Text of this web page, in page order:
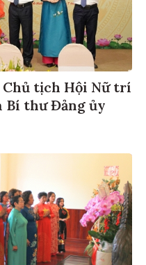
Chủ tịch Hội Nữ trí
Bí thư Đảng ủy